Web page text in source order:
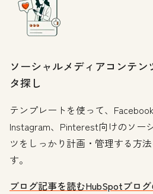
ソーシャルメディアコンテ
タ探し
テンプレートを使って、
Instagram、Pinterest向けのソー
ツをしっかり計画・管理する方
す。
ブログ記事を読むHubSpotブロ